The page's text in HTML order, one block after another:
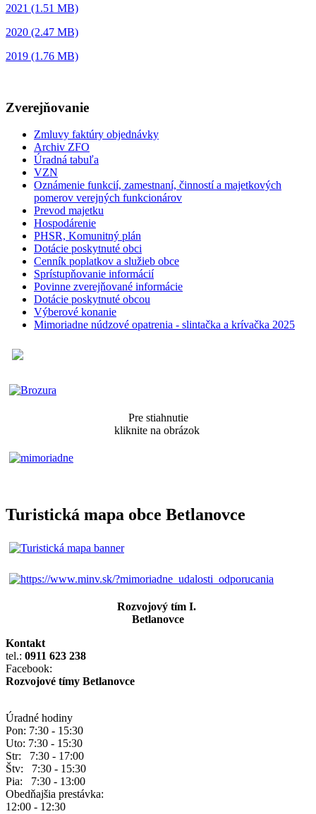
2021 (1.51 MB)
2020 (2.47 MB)
2019 (1.76 MB)
Zverejňovanie
Zmluvy faktúry objednávky
Archiv ZFO
Úradná tabuľa
VZN
Oznámenie funkcií, zamestnaní, činností a majetkových
pomerov verejných funkcionárov
Prevod majetku
Hospodárenie
PHSR, Komunitný plán
Dotácie poskytnuté obci
Cenník poplatkov a služieb obce
Sprístupňovanie informácií
Povinne zverejňované informácie
Dotácie poskytnuté obcou
Výberové konanie
Mimoriadne núdzové opatrenia - slintačka a krívačka 2025
Pre stiahnutie
kliknite na obrázok
Turistická mapa obce Betlanovce
Rozvojový tím I.
Betlanovce
Kontakt
tel.: 0911 623 238
Facebook:
Rozvojové tímy Betlanovce
Úradné hodiny
Pon: 7:30 - 15:30
Uto: 7:30 - 15:30
Str: 7:30 - 17:00
Štv: 7:30 - 15:30
Pia: 7:30 - 13:00
Obedňajšia prestávka:
12:00 - 12:30